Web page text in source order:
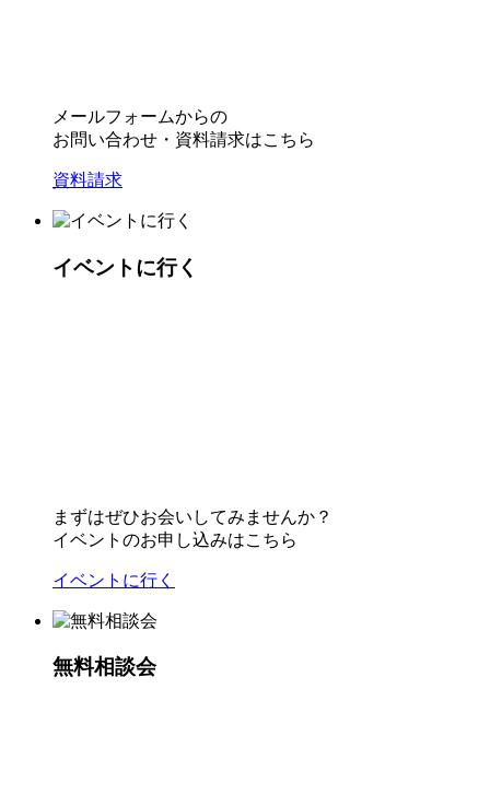
メールフォームからの
お問い合わせ・資料請求はこちら
資料請求
イベントに行く
まずはぜひお会いしてみませんか？
イベントのお申し込みはこちら
イベントに行く
無料相談会